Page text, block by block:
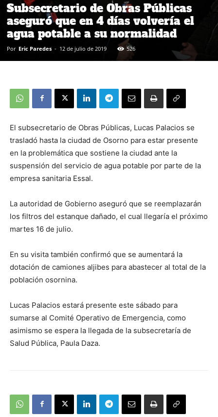
Subsecretario de Obras Públicas
aseguró que en 4 días volvería el
agua potable a su normalidad
Por Eric Paredes - 12 de julio de 2019 526
El subsecretario de Obras Públicas, Lucas Palacios se
trasladó hasta la ciudad de Osorno para estar presente
en la problemática que sostiene la ciudad ante la
suspensión del servicio de agua potable por parte de la
empresa sanitaria Essal.
La autoridad de Gobierno aseguró que se reemplazarán
los filtros del estanque dañado, el cual llegaría el próximo
martes 16 de julio.
En su visita también confirmó que se aumentará la
dotación de camiones aljibes para abastecer al total de la
población osornina.
Lucas Palacios estará presente este sábado para
sumarse al Comité Operativo de Emergencia, como
asimismo se espera la llegada de la subsecretaría de
Salud Pública, Paula Daza.